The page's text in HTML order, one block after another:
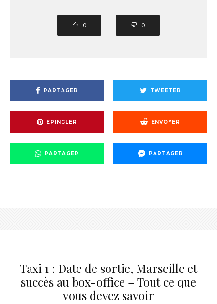
0 0
PARTAGER TWEETER
EPINGLER ENVOYER
PARTAGER PARTAGER
Taxi 1 : Date de sortie, Marseille et
succès au box-office – Tout ce que
vous devez savoir